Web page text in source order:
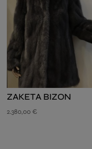
ΖΑΚΕΤΑ ΒΙΖΟΝ
2.380,00 €